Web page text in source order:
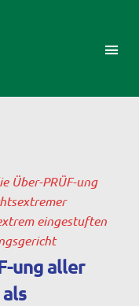
Über-PRÜF-ung
eingestuften
ung aller